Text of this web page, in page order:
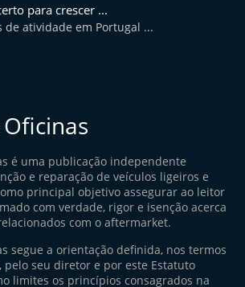
para crescer ...
de atividade em Portugal ...
é uma publicação independente
e reparação de veículos ligeiros e
principal objetivo assegurar ao leitor
com verdade, rigor e isenção acerca
com o aftermarket.
segue a orientação definida, nos termos
pelo seu diretor e por este Estatuto
limites os princípios consagrados na